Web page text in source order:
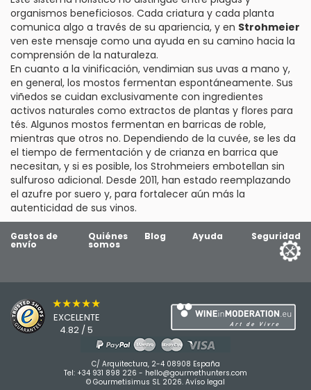
organismos beneficiosos. Cada criatura y cada planta
comunica algo a través de su apariencia, y en Strohmeier
ven este mensaje como una ayuda en su camino hacia la
comprensión de la naturaleza.
En cuanto a la vinificación, vendimian sus uvas a mano y,
en general, los mostos fermentan espontáneamente. Sus
viñedos se cuidan exclusivamente con ingredientes
activos naturales como extractos de plantas y flores para
tés. Algunos mostos fermentan en barricas de roble,
mientras que otros no. Dependiendo de la cuvée, se les da
el tiempo de fermentación y de crianza en barrica que
necesitan, y si es posible, los Strohmeiers embotellan sin
sulfuroso adicional. Desde 2011, han estado reemplazando
el azufre por suero y, para fortalecer aún más la
autenticidad de sus vinos.
Gastos de
envío
Quiénes
somos
Blog Ayuda Seguridad
★★★★★
EXCELENTE
4.82 / 5
C/ Arquitectura, 2-4 08908 España
Tel: +34 931 898 226 - hello@gourmethunters.com
© Gourmetisimus SL 2026. Avíso legal